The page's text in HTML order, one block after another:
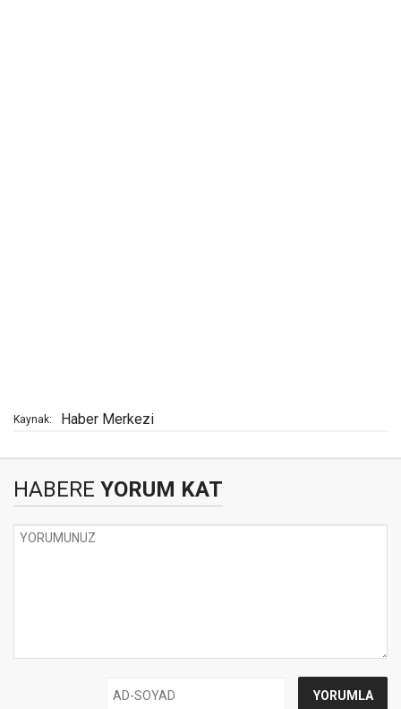
Kaynak: Haber Merkezi
HABERE YORUM KAT